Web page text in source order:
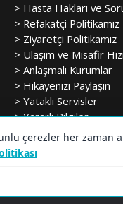
> Hasta Hakları ve
> Refakatçi Politikamız
> Ziyaretçi Politikamız
> Ulaşım ve Misafir
> Anlaşmalı Kurumlar
> Hikayenizi Paylaşın
> Yataklı Servisler
> Yararlı Bilgiler
çerezler her zaman